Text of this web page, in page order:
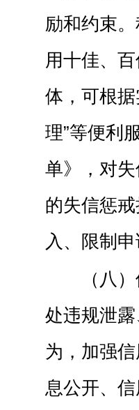
励和约束
用十佳、
体，可根据
理”等便利
单》，对
的失信惩
入、限制
（八
处违规泄
为，加强
息公开、